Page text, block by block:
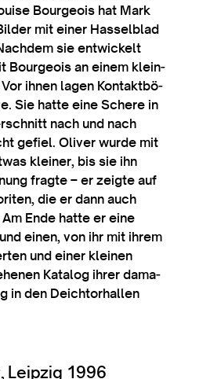
Bour­geois hat Mark
mit ein­er Has­sel­blad
sie entwick­elt
Bour­geois an einem klein­
ihnen lagen Kon­takt­bö­
Sie hatte eine Schere in
nach und nach
gefiel. Oliv­er wurde mit
klein­er, bis sie ihn
fragte – er zeigte auf
die er dann auch
Ende hatte er eine
und ein­en, von ihr mit ihr­em
und ein­er klein­en
Kata­log ihr­er dam­a­
in den Deicht­orhal­len
Leipzig 1996